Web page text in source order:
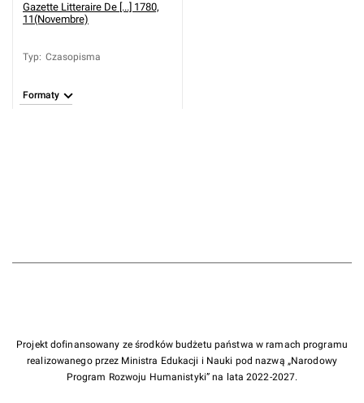
Gazette Litteraire De [...] 1780,
11(Novembre)
Typ: Czasopisma
Formaty
Projekt dofinansowany ze środków budżetu państwa w ramach programu
realizowanego przez Ministra Edukacji i Nauki pod nazwą „Narodowy
Program Rozwoju Humanistyki” na lata 2022-2027.